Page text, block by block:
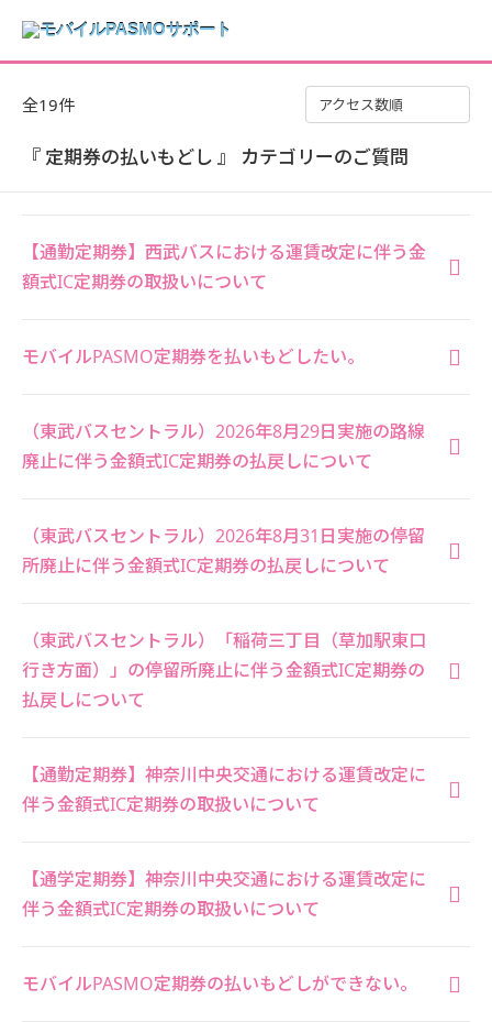
アクセス数順
『 定期券の払いもどし 』 カテゴリーのご質問
全19件
【通勤定期券】西武バスにおける運賃改定に伴う金
額式IC定期券の取扱いについて
モバイルPASMO定期券を払いもどしたい。
（東武バスセントラル）2026年8月29日実施の路線
廃止に伴う金額式IC定期券の払戻しについて
（東武バスセントラル）2026年8月31日実施の停留
所廃止に伴う金額式IC定期券の払戻しについて
（東武バスセントラル）「稲荷三丁目（草加駅東口
行き方面）」の停留所廃止に伴う金額式IC定期券の
払戻しについて
【通勤定期券】神奈川中央交通における運賃改定に
伴う金額式IC定期券の取扱いについて
【通学定期券】神奈川中央交通における運賃改定に
伴う金額式IC定期券の取扱いについて
モバイルPASMO定期券の払いもどしができない。